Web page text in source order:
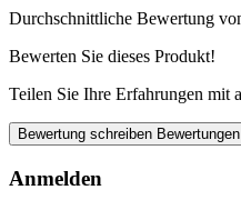
Durchschnittliche Bewertung
Bewerten Sie dieses Produkt!
Teilen Sie Ihre Erfahrungen mit
Bewertung schreiben
Anmelden